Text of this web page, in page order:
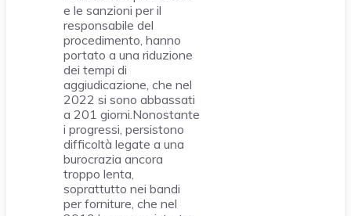
e le sanzioni per il
responsabile del
procedimento, hanno
portato a una riduzione
dei tempi di
aggiudicazione, che nel
2022 si sono abbassati
a 201 giorni.Nonostante
i progressi, persistono
difficoltà legate a una
burocrazia ancora
troppo lenta,
soprattutto nei bandi
per forniture, che nel